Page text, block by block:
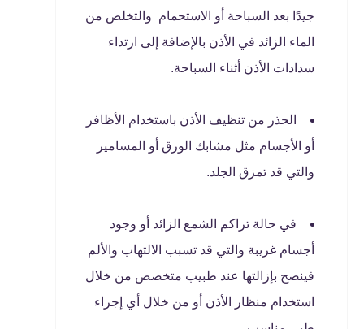
جيدًا بعد السباحة أو الاستحمام والتخلص من
الماء الزائد في الأذن بالإضافة إلى ارتداء
سدادات الأذن أثناء السباحة.
الحذر من تنظيف الأذن باستخدام الأظافر
أو الأجسام مثل مشابك الورق أو المسامير
والتي قد تمزق الجلد.
في حالة تراكم الشمع الزائد أو وجود
أجسام غريبة والتي قد تسبب الالتهاب والألم
فينصح بإزالتها عند طبيب متخصص من خلال
استخدام منظار الأذن أو من خلال أي إجراء